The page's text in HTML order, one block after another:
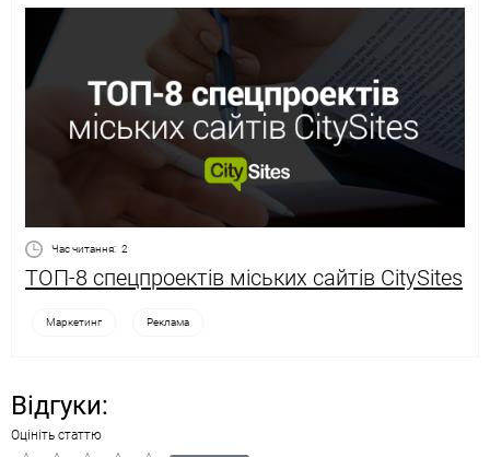
Час читання: 2
ТОП-8 спецпроектів міських сайтів CitySites
Маркетинг Реклама
Відгуки:
Оцініть статтю